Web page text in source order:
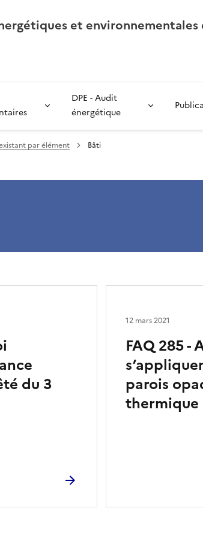
et environnementales
DPE - Audit
énergétique
par élément Bâti
du 3
FAQ 285 -
parois
thermique
12 mars 2021